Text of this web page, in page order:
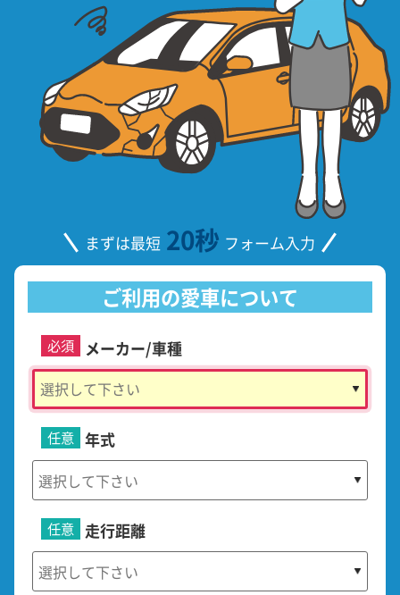
まずは最短 20秒 フォーム入力
ご利用の愛車について
メーカー/車種
必須
年式
任意
走行距離
任意